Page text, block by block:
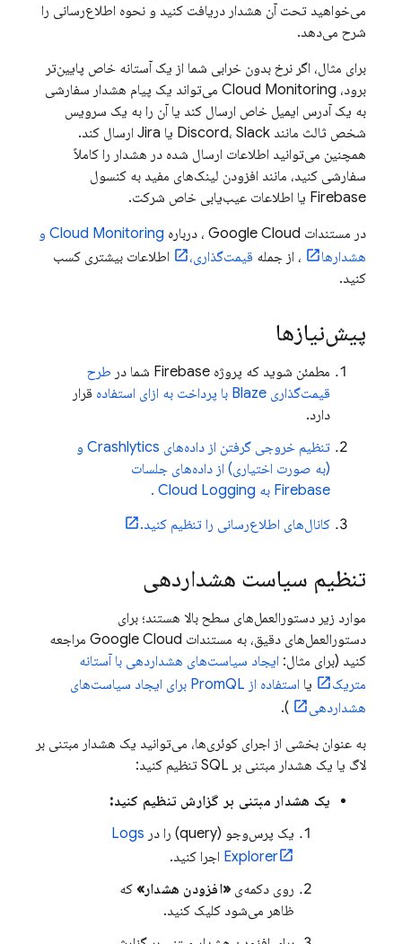
می‌خواهید تحت آن هشدار دریافت کنید و نحوه اطلاع‌رسانی را
شرح می‌دهد.
برای مثال، اگر نرخ بدون خرابی شما از یک آستانه خاص پایین‌تر
برود، Cloud Monitoring می‌تواند یک پیام هشدار سفارشی
به یک آدرس ایمیل خاص ارسال کند یا آن را به یک سرویس
شخص ثالث مانند Discord، Slack یا Jira ارسال کند.
همچنین می‌توانید اطلاعات ارسال شده در هشدار را کاملاً
سفارشی کنید، مانند افزودن لینک‌های مفید به کنسول
Firebase یا اطلاعات عیب‌یابی خاص شرکت.
در مستندات Google Cloud ، درباره Cloud Monitoring و
هشدارها
، از جمله قیمت‌گذاری،
اطلاعات بیشتری کسب
کنید.
پیش‌نیازها
مطمئن شوید که پروژه Firebase شما در
طرح
قیمت‌گذاری Blaze با پرداخت به ازای استفاده
قرار
دارد.
تنظیم خروجی گرفتن از داده‌های Crashlytics و
(به صورت اختیاری) از داده‌های جلسات
Firebase به
Cloud Logging
.
کانال‌های اطلاع‌رسانی را تنظیم کنید.
تنظیم سیاست هشداردهی
موارد زیر دستورالعمل‌های سطح بالا هستند؛ برای
دستورالعمل‌های دقیق، به مستندات Google Cloud مراجعه
کنید (برای مثال: ایجاد سیاست‌های هشداردهی با آستانه
متریک
یا
استفاده از PromQL برای ایجاد سیاست‌های
هشداردهی
).
به عنوان بخشی از اجرای کوئری‌ها، می‌توانید یک هشدار مبتنی بر
لاگ یا یک هشدار مبتنی بر SQL تنظیم کنید:
یک هشدار مبتنی بر گزارش تنظیم کنید:
یک پرس‌وجو (query) را در
Logs
Explorer اجرا کنید.
روی دکمه‌ی «افزودن هشدار» که
ظاهر می‌شود کلیک کنید.